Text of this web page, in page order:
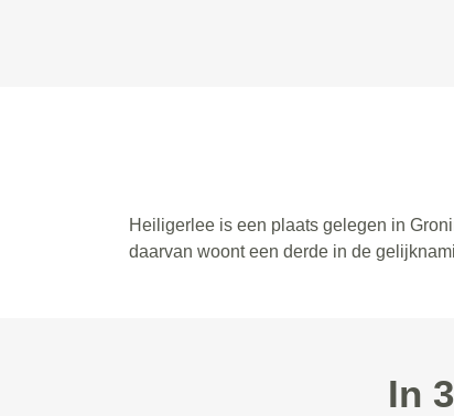
Heiligerlee is een plaats gelegen in
daarvan woont een derde in de
In